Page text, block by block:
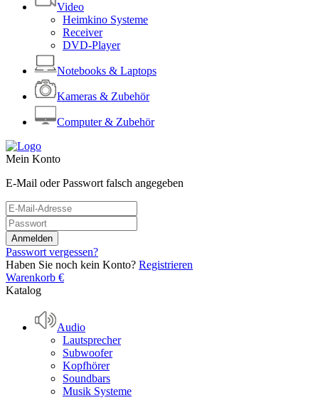
Video
Heimkino Systeme
Receiver
DVD-Player
Notebooks & Laptops
Kameras & Zubehör
Computer & Zubehör
Mein Konto
E-Mail oder Passwort falsch angegeben
Passwort vergessen?
Haben Sie noch kein Konto? Registrieren
Warenkorb €
Katalog
Audio
Lautsprecher
Subwoofer
Kopfhörer
Soundbars
Musik Systeme